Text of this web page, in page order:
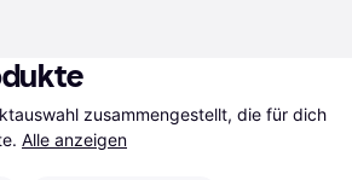
zusammengestellt, die für dich
Alle anzeigen